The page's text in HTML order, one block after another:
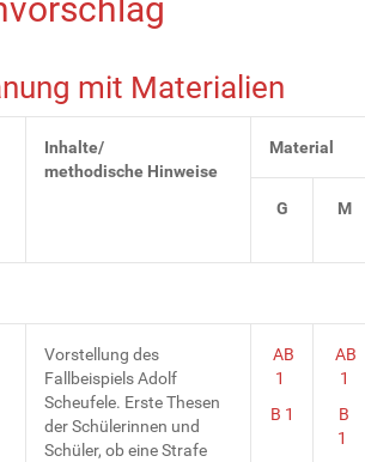
mit Materialien
Inhalte/
methodische Hinweise
Material
G M
Vorstellung des
Fallbeispiels Adolf
Scheufele. Erste Thesen
der Schülerinnen und
Schüler, ob eine Strafe
AB
1
B 1
AB
1
B
1